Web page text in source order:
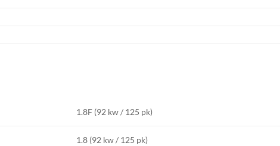
1.8F (92 kw / 125 pk)
1.8 (92 kw / 125 pk)